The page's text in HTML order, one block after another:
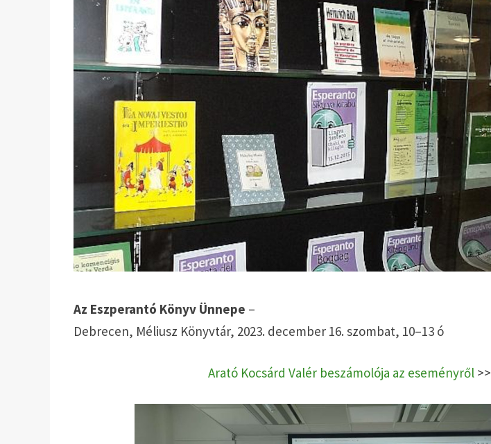
Az Eszperantó Könyv Ünnepe –
Debrecen, Méliusz Könyvtár, 2023. december 16. szombat, 10–13 ó
Arató Kocsárd Valér beszámolója az eseményről>>